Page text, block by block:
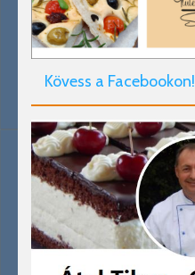
Kövess a Facebookon!